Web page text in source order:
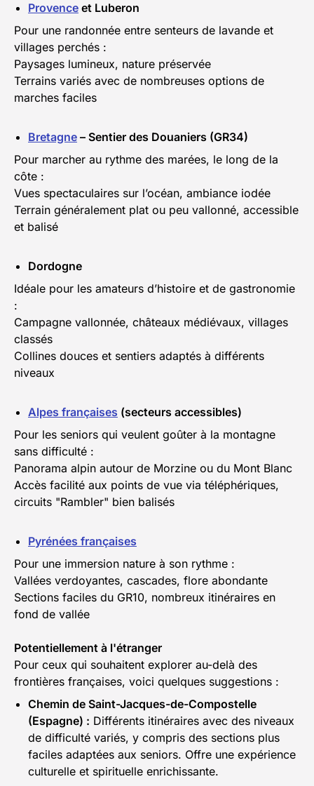
Provence et Luberon
Pour une randonnée entre senteurs de lavande et
villages perchés :
Paysages lumineux, nature préservée
Terrains variés avec de nombreuses options de
marches faciles
Bretagne – Sentier des Douaniers (GR34)
Pour marcher au rythme des marées, le long de la
côte :
Vues spectaculaires sur l’océan, ambiance iodée
Terrain généralement plat ou peu vallonné, accessible
et balisé
Dordogne
Idéale pour les amateurs d’histoire et de gastronomie
:
Campagne vallonnée, châteaux médiévaux, villages
classés
Collines douces et sentiers adaptés à différents
niveaux
Alpes françaises (secteurs accessibles)
Pour les seniors qui veulent goûter à la montagne
sans difficulté :
Panorama alpin autour de Morzine ou du Mont Blanc
Accès facilité aux points de vue via téléphériques,
circuits "Rambler" bien balisés
Pyrénées françaises
Pour une immersion nature à son rythme :
Vallées verdoyantes, cascades, flore abondante
Sections faciles du GR10, nombreux itinéraires en
fond de vallée
Potentiellement à l'étranger
Pour ceux qui souhaitent explorer au-delà des
frontières françaises, voici quelques suggestions :
Chemin de Saint-Jacques-de-Compostelle
(Espagne) : Différents itinéraires avec des niveaux
de difficulté variés, y compris des sections plus
faciles adaptées aux seniors. Offre une expérience
culturelle et spirituelle enrichissante.